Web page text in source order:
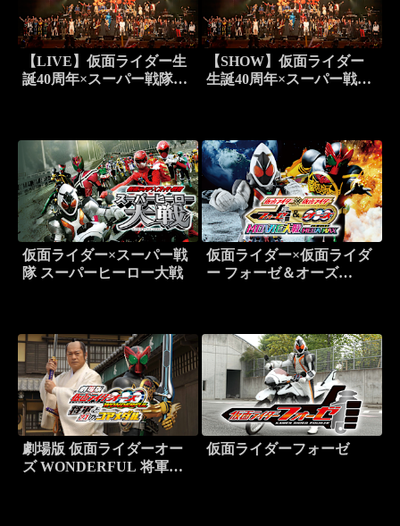
【LIVE】仮面ライダー生
誕40周年×スーパー戦隊シ
【SHOW】仮面ライダー
生誕40周年×スーパー戦隊
仮面ライダー×スーパー戦
隊 スーパーヒーロー大戦
仮面ライダー×仮面ライダ
ー フォーゼ＆オーズ
劇場版 仮面ライダーオー
ズ WONDERFUL 将軍と
仮面ライダーフォーゼ